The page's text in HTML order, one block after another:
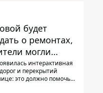
будет
о ремонтах,
могли
с
интерактивная
и перекрытий
это должно помочь